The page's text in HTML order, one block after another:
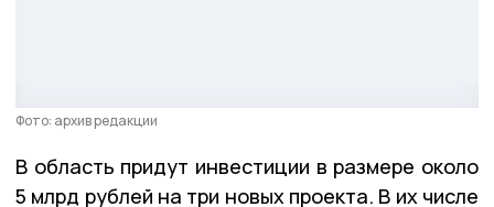
Фото: архив редакции
В область придут инвестиции в размере около
5 млрд рублей на три новых проекта. В их числе